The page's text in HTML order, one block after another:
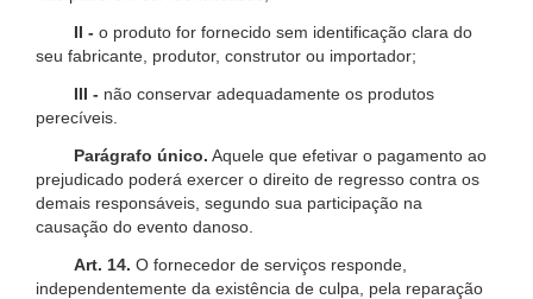
II - o produto for fornecido sem identificação clara do
seu fabricante, produtor, construtor ou importador;
III - não conservar adequadamente os produtos
perecíveis.
Parágrafo único. Aquele que efetivar o pagamento ao
prejudicado poderá exercer o direito de regresso contra os
demais responsáveis, segundo sua participação na
causação do evento danoso.
Art. 14. O fornecedor de serviços responde,
independentemente da existência de culpa, pela reparação